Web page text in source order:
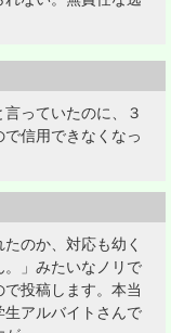
っていたのに、３
信用できなくなっ
のか、対応も幼く
」みたいなノリで
投稿します。本当
アルバイトさんで